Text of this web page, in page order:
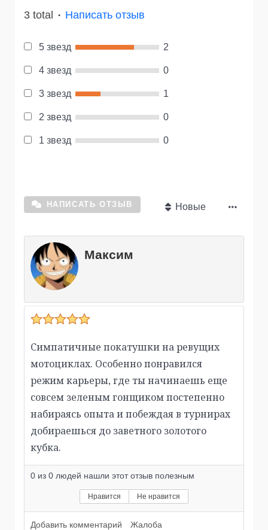
3 total ● Написать отзыв
5 звезд 2
4 звезд 0
3 звезд 1
2 звезд 0
1 звезд 0
НАПИСАТЬ ОТЗЫВ Новые
Максим
Симпатичные покатушки на ревущих
мотоциклах. Особенно понравился
режим карьеры, где ты начинаешь еще
совсем зеленым гонщиком постепенно
набираясь опыта и побеждая в турнирах
добираешься до заветного золотого
кубка.
0 из 0 людей нашли этот отзыв полезным
Нравится Не нравится
Добавить комментарий Жалоба